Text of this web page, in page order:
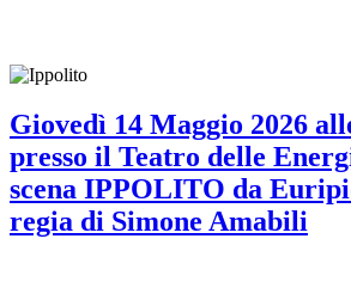
Giovedì 14 Maggio 2026
presso il Teatro delle
scena IPPOLITO da
regia di Simone Amabili